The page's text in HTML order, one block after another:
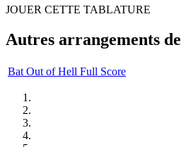
JOUER CETTE TABLATURE
Autres arrangements de
Bat Out of Hell Full Score